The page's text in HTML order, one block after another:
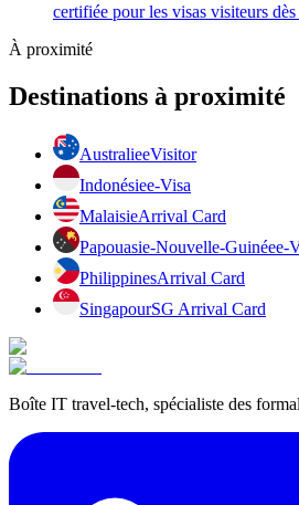
certifiée pour les visas visiteurs
À proximité
Destinations à proximité
AustralieeVisitor
Indonésiee-Visa
MalaisieArrival Card
Papouasie-Nouvelle-Guinéee-
PhilippinesArrival Card
SingapourSG Arrival Card
Boîte IT travel-tech, spécialiste des